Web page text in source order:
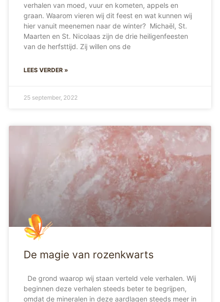
verhalen van moed, vuur en kometen, appels en
graan. Waarom vieren wij dit feest en wat kunnen wij
hier vanuit meenemen naar de winter? Michaël, St.
Maarten en St. Nicolaas zijn de drie heiligenfeesten
van de herfsttijd. Zij willen ons de
LEES VERDER »
25 september, 2022
De magie van rozenkwarts
De grond waarop wij staan verteld vele verhalen. Wij
beginnen deze verhalen steeds beter te begrijpen,
omdat de mineralen in deze aardlagen steeds meer in